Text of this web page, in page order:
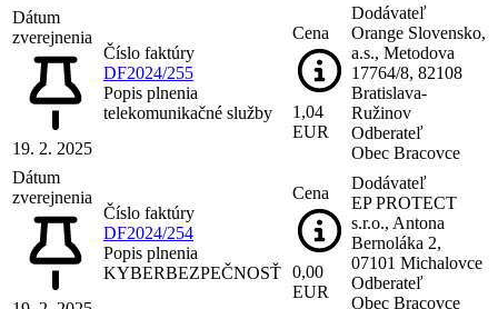
Dátum
zverejnenia
19. 2. 2025
Číslo faktúry
DF2024/255
Popis plnenia
telekomunikačné služby
Cena
1,04
EUR
Dodávateľ
Orange Slovensko,
a.s., Metodova
17764/8, 82108
Bratislava-
Ružinov
Odberateľ
Obec Bracovce
Dátum
zverejnenia
Číslo faktúry
DF2024/254
Popis plnenia
KYBERBEZPEČNOSŤ
Cena
0,00
EUR
Dodávateľ
EP PROTECT
s.r.o., Antona
Bernoláka 2,
07101 Michalovce
Odberateľ
Obec Bracovce